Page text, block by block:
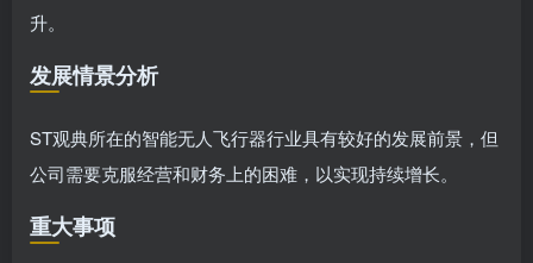
升。
发展情景分析
ST观典所在的智能无人飞行器行业具有较好的发展前景，但
公司需要克服经营和财务上的困难，以实现持续增长。
重大事项